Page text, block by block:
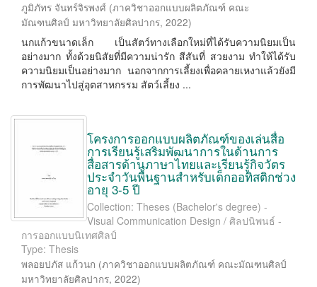
ภูมิภัทร จันทร์จิรพงศ์ (ภาควิชาออกแบบผลิตภัณฑ์ คณะ
มัณฑนศิลป์ มหาวิทยาลัยศิลปากร, 2022)
นกแก้วขนาดเล็ก เป็นสัตว์ทางเลือกใหม่ที่ได้รับความนิยมเป็น
อย่างมาก ทั้งด้วยนิสัยที่มีความน่ารัก สีสันที่ สวยงาม ทำให้ได้รับ
ความนิยมเป็นอย่างมาก นอกจากการเลี้ยงเพื่อคลายเหงาแล้วยังมี
การพัฒนาไปสู่อุตสาหกรรม สัตว์เลี้ยง ...
โครงการออกแบบผลิตภัณฑ์ของเล่นสื่อ
การเรียนรู้เสริมพัฒนาการในด้านการ
สื่อสารด้านภาษาไทยและเรียนรู้กิจวัตร
ประจำวันพื้นฐานสำหรับเด็กออทิสติกช่วง
อายุ 3-5 ปี
Collection: Theses (Bachelor's degree) -
Visual Communication Design / ศิลปนิพนธ์ -
การออกแบบนิเทศศิลป์
Type: Thesis
พลอยปภัส แก้วนก (ภาควิชาออกแบบผลิตภัณฑ์ คณะมัณฑนศิลป์
มหาวิทยาลัยศิลปากร, 2022)